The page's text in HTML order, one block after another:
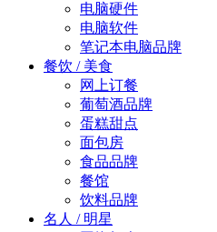
电脑硬件
电脑软件
笔记本电脑品牌
餐饮 / 美食
网上订餐
葡萄酒品牌
蛋糕甜点
面包房
食品品牌
餐馆
饮料品牌
名人 / 明星